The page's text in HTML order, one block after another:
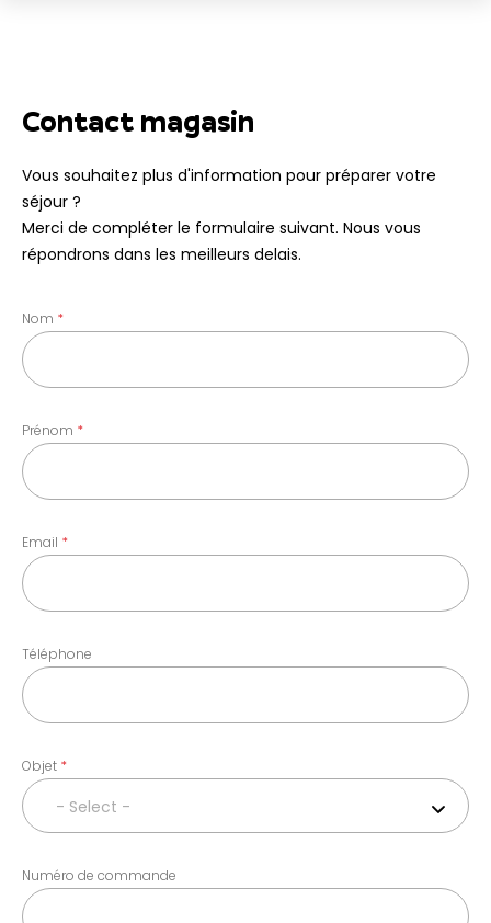
Contact magasin
Vous souhaitez plus d'information pour préparer votre
séjour ?
Merci de compléter le formulaire suivant. Nous vous
répondrons dans les meilleurs delais.
Nom
Prénom
Email
Téléphone
Objet
- Select -
Numéro de commande